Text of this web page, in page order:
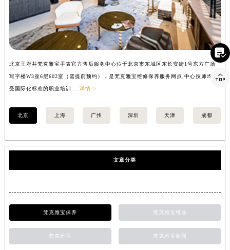
北京王府井梵克雅宝手表官方售后服务中心位于北京市东城区东长安街1号东方广场
写字楼W3座6层602室（需提前预约），是梵克雅宝维修保养服务网点,中心技师均接
受国际化标准的职业培训.... 详情 >
上
中
北京 上海 广州 深圳 天津 成都
文章分类
梵克雅宝保养 梵克雅宝维修
梵克雅宝 梵克雅宝新闻

